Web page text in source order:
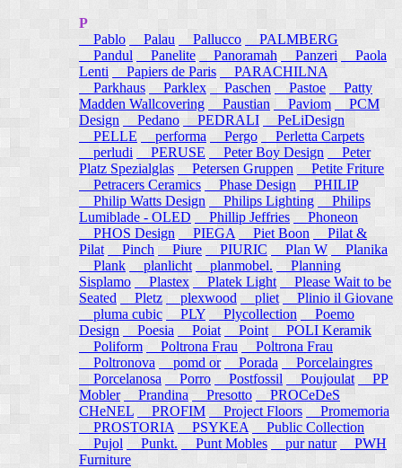
P
Pablo
Palau Pallucco
PALMBERG
Pandul
Panelite Panoramah Panzeri
Paola
Lenti
Papiers de Paris
PARACHILNA
Parkhaus
Parklex Paschen Pastoe
Patty
Madden Wallcovering
Paustian Paviom
PCM
Design
Pedano PEDRALI
PeLiDesign
PELLE
performa Pergo
Perletta Carpets
perludi
PERUSE Peter Boy Design
Peter
Platz Spezialglas
Petersen Gruppen
Petite Friture
Petracers Ceramics
Phase Design
PHILIP
Philip Watts Design
Philips Lighting
Philips
Lumiblade - OLED
Phillip Jeffries
Phoneon
PHOS Design
PIEGA Piet Boon
Pilat &
Pilat
Pinch Piure PIURIC Plan W
Planika
Plank
planlicht planmobel. Planning
Sisplamo
Plastex Platek Light
Please Wait to be
Seated
Pletz plexwood pliet
Plinio il Giovane
pluma cubic
PLY Plycollection
Poemo
Design
Poesia Poiat Point
POLI Keramik
Poliform
Poltrona Frau
Poltrona Frau
Poltronova
pomd or Porada
Porcelaingres
Porcelanosa
Porro Postfossil Poujoulat
PP
Mobler
Prandina Presotto
PROCeDeS
CHeNEL
PROFIM Project Floors
Promemoria
PROSTORIA
PSYKEA
Public Collection
Pujol
Punkt. Punt Mobles pur natur
PWH
Furniture